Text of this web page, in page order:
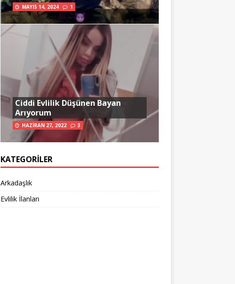
MAYIS 14, 2024 1
Ciddi Evlilik Düşünen Bayan
Arıyorum
HAZIRAN 27, 2022 3
KATEGORILER
Arkadaşlık
Evlilik İlanları